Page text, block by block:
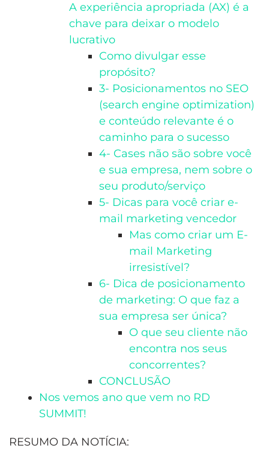
A experiência apropriada (AX) é a
chave para deixar o modelo
lucrativo
Como divulgar esse
propósito?
3- Posicionamentos no SEO
(search engine optimization)
e conteúdo relevante é o
caminho para o sucesso
4- Cases não são sobre você
e sua empresa, nem sobre o
seu produto/serviço
5- Dicas para você criar e-
mail marketing vencedor
Mas como criar um E-
mail Marketing
irresistível?
6- Dica de posicionamento
de marketing: O que faz a
sua empresa ser única?
O que seu cliente não
encontra nos seus
concorrentes?
CONCLUSÃO
Nos vemos ano que vem no RD
SUMMIT!
RESUMO DA NOTÍCIA: